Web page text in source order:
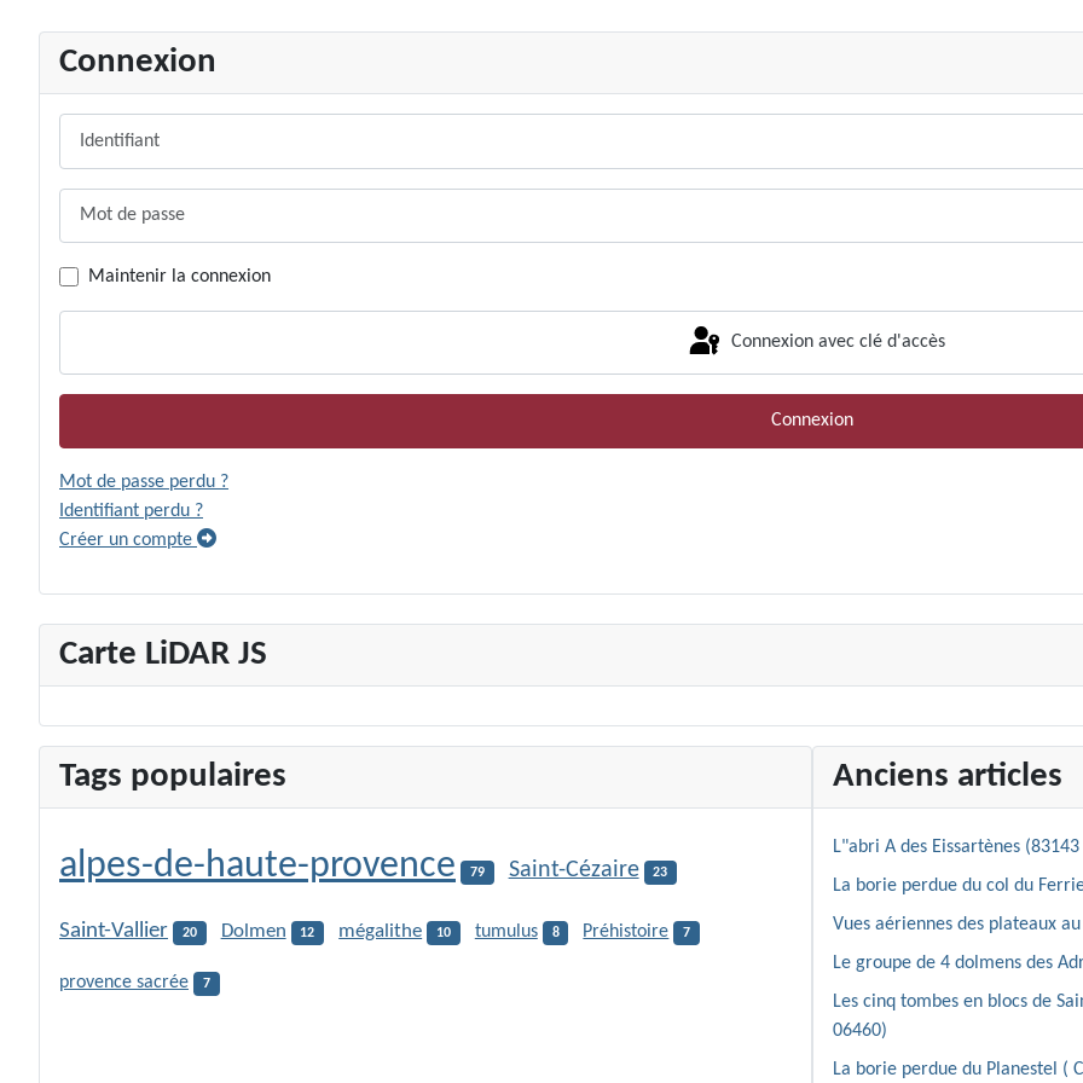
Connexion
Maintenir la connexion
Connexion avec clé d'accès
Connexion
Mot de passe perdu ?
Identifiant perdu ?
Créer un compte
Carte LiDAR JS
Tags populaires
alpes-de-haute-provence 79 Saint-Cézaire 23
Saint-Vallier 20 Dolmen 12 mégalithe 10 tumulus 8 Préhistoire 7
provence sacrée 7
Anciens articles
L"abri A des Eissartènes (83143
La borie perdue du col du
Vues aériennes des plateaux
Le groupe de 4 dolmens des
Les cinq tombes en blocs de
06460)
La borie perdue du Planestel (